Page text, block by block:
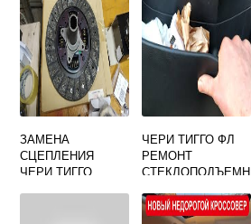
ЗАМЕНА
СЦЕПЛЕНИЯ
ЧЕРИ ТИГГО
ЧЕРИ ТИГГО ФЛ
РЕМОНТ
СТЕКЛОПОДЪЕМН